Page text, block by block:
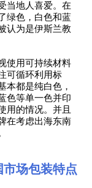
当地人喜爱。在
绿色，白色和蓝
认为是伊斯兰教
使用可持续材料
可循环利用标
本都是纯白色，
色等单一色并印
用的情况。并且
在考虑出海东南
市场包装特点